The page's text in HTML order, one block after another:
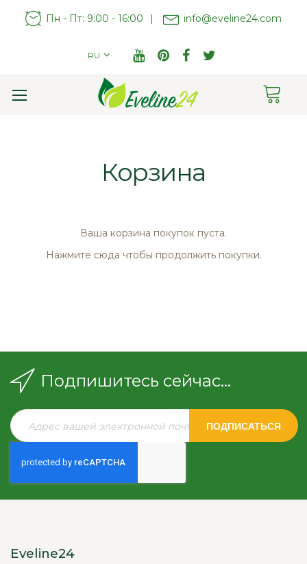
Пн - Пт: 9:00 - 16:00 | info@eveline24.com
RU
Корзина
Ваша корзина покупок пуста.
Нажмите сюда чтобы продолжить покупки.
Подпишитесь сейчас...
ПОДПИСАТЬСЯ
Eveline24